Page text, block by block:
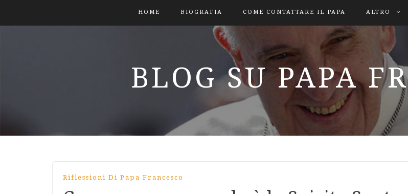
HOME BIOGRAFIA COME CONTATTARE IL PAPA ALTRO
BLOG SU PAPA
Riflessioni Di Papa Francesco